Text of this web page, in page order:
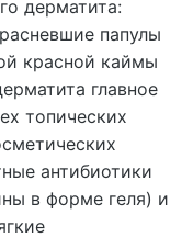
дерматита:
папулы
красной каймы
главное
топических
антибиотики
в форме геля) и